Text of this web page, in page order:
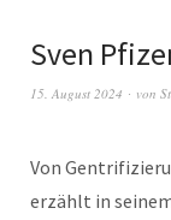
Sven
15. August 2024 von
Von
erzählt in